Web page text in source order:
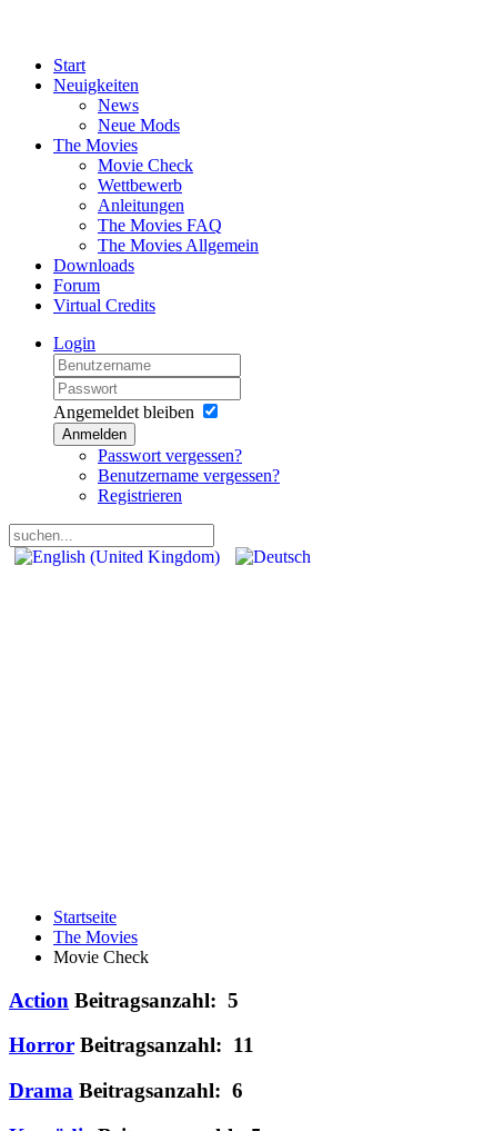
Start
Neuigkeiten
News
Neue Mods
The Movies
Movie Check
Wettbewerb
Anleitungen
The Movies FAQ
The Movies Allgemein
Downloads
Forum
Virtual Credits
Login
Angemeldet bleiben
Anmelden
Passwort vergessen?
Benutzername vergessen?
Registrieren
Startseite
The Movies
Movie Check
Action Beitragsanzahl: 5
Horror Beitragsanzahl: 11
Drama Beitragsanzahl: 6